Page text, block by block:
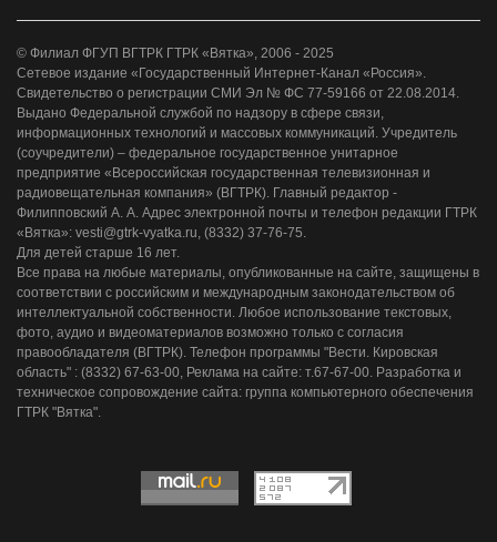
© Филиал ФГУП ВГТРК ГТРК «Вятка», 2006 - 2025
Сетевое издание «Государственный Интернет-Канал «Россия».
Свидетельство о регистрации СМИ Эл № ФС 77-59166 от 22.08.2014.
Выдано Федеральной службой по надзору в сфере связи,
информационных технологий и массовых коммуникаций. Учредитель
(соучредители) – федеральное государственное унитарное
предприятие «Всероссийская государственная телевизионная и
радиовещательная компания» (ВГТРК). Главный редактор -
Филипповский А. А. Адрес электронной почты и телефон редакции ГТРК
«Вятка»: vesti@gtrk-vyatka.ru, (8332) 37-76-75.
Для детей старше 16 лет.
Все права на любые материалы, опубликованные на сайте, защищены в
соответствии с российским и международным законодательством об
интеллектуальной собственности. Любое использование текстовых,
фото, аудио и видеоматериалов возможно только с согласия
правообладателя (ВГТРК). Телефон программы "Вести. Кировская
область" : (8332) 67-63-00, Реклама на сайте: т.67-67-00. Разработка и
техническое сопровождение сайта: группа компьютерного обеспечения
ГТРК "Вятка".